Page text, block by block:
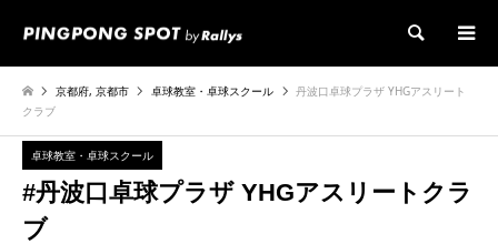
検索
京都府,京都市 卓球教室・卓球スクール
丹波口卓球プラザ YHGアスリート
クラブ
卓球教室・卓球スクール
#丹波口卓球プラザ YHGアスリートクラ
ブ